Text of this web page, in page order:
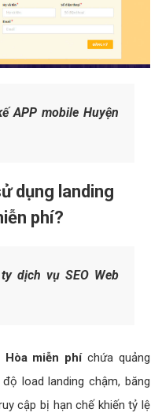
APP mobile Huyện
dụng landing
phí?
dịch vụ SEO Web
Hòa miễn phíchứa quảng
load landing chậm, băng
cập bị hạn chế khiến tỷ lệ